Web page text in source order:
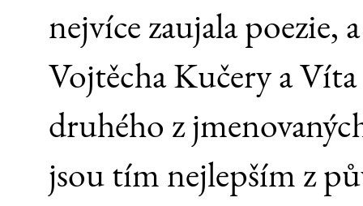
nejvíce zaujala
Vojtěcha Kučery a
druhého z
jsou tím nejlepším z